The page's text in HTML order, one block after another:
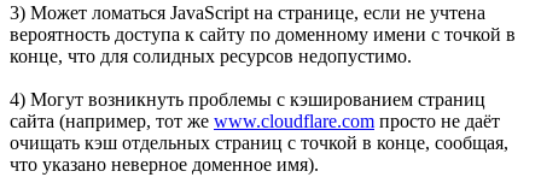
3) Может ломаться JavaScript на странице, если не учтена
вероятность доступа к сайту по доменному имени с точкой в
конце, что для солидных ресурсов недопустимо.
4) Могут возникнуть проблемы с кэшированием страниц
сайта (например, тот же www.cloudflare.com просто не даёт
очищать кэш отдельных страниц с точкой в конце, сообщая,
что указано неверное доменное имя).